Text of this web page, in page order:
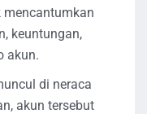
keuntungan,
akun.
di neraca
akun tersebut